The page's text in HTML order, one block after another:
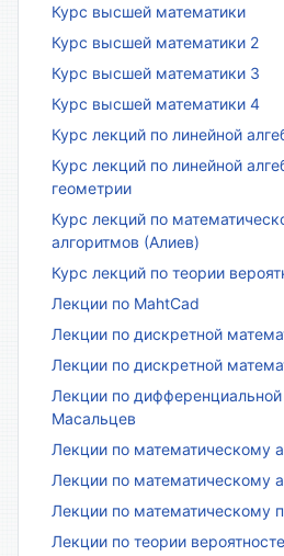
Курс высшей математики
Курс высшей математики 2
Курс высшей математики 3
Курс высшей математики 4
Курс лекций по линейной
Курс лекций по линейной
геометрии
Курс лекций по
алгоритмов (Алиев)
Курс лекций по теории
Лекции по MahtCad
Лекции по дискретной
Лекции по дискретной
Лекции по
Масальцев
Лекции по математическому
Лекции по математическому
Лекции по математическому
Лекции по теории